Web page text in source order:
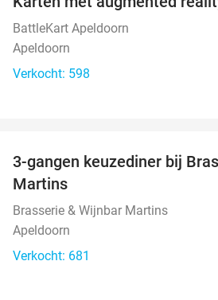
BattleKart Apeldoorn
Apeldoorn
Verkocht: 598
3-gangen keuzediner bij
Martins
Brasserie & Wijnbar Martins
Apeldoorn
Verkocht: 681